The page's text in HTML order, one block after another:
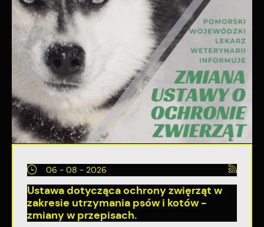
06 - 08 - 2026
Ustawa dotycząca ochrony zwięrząt w
zakresie utrzymania psów i kotów -
zmiany w przepisach.